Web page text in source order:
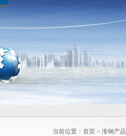
当前位置： 首页 > 淮钢产品